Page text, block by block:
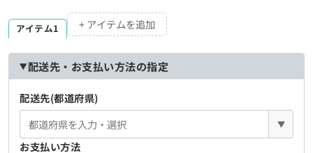
アイテム1 + アイテムを追加
配送先・お支払い方法の指定
配送先(都道府県)
▼
お支払い方法